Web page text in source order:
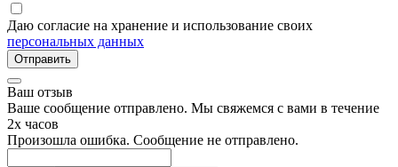
Даю согласие на хранение и использование своих
персональных данных
Отправить
Ваш отзыв
Ваше сообщение отправлено. Мы свяжемся с вами в течение
2х часов
Произошла ошибка. Сообщение не отправлено.